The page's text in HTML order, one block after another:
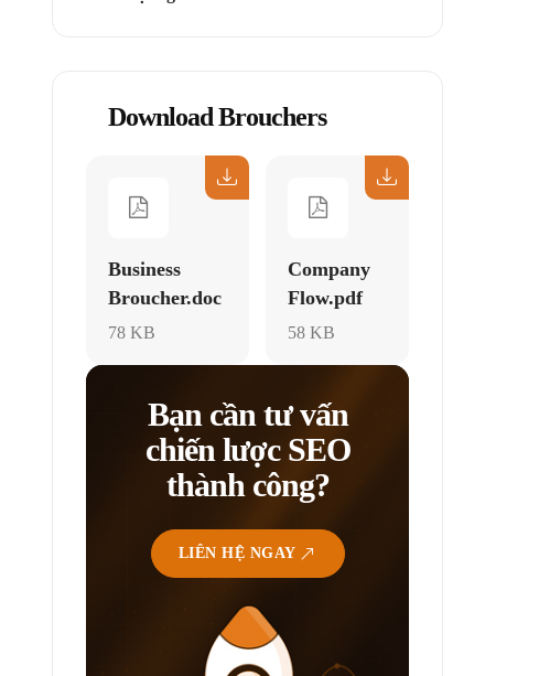
Download Brouchers
Business
Broucher.doc
78 KB
Company
Flow.pdf
58 KB
Bạn cần tư vấn
chiến lược SEO
thành công?
LIÊN HỆ NGAY